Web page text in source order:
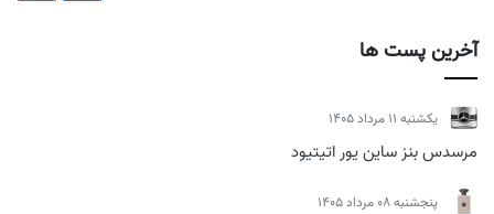
آخرین پست ها
يكشنبه 11 مرداد 1405
مرسدس بنز ساین یور اتیتیود
پنجشنبه 08 مرداد 1405